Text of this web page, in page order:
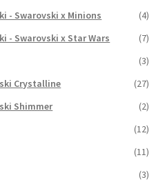
- Swarovski x Minions
(4)
- Swarovski x Star Wars
(7)
(3)
Crystalline
(27)
Shimmer
(2)
(12)
(11)
(3)